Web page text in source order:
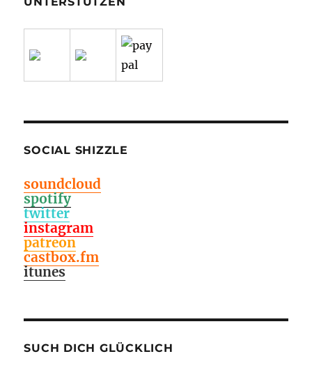
SOCIAL SHIZZLE
soundcloud
spotify
twitter
instagram
patreon
castbox.fm
itunes
SUCH DICH GLÜCKLICH